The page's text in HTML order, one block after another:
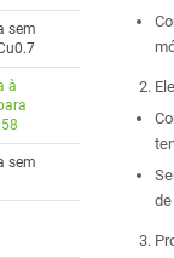
sem
à
sem